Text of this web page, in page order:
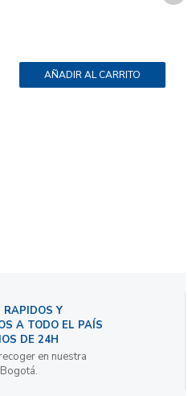
AÑADIR AL CARRITO
RAPIDOS Y
A TODO EL PAÍS
DE 24H
en nuestra